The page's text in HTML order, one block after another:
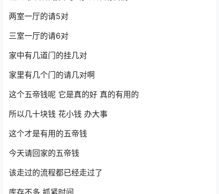
两室一厅的请5对
三室一厅的请6对
家中有几道门的挂几对
家里有几个门的请几对啊
这个五帝钱呢 它是真的好 真的有用的
所以几十块钱 花小钱 办大事
这个才是有用的五帝钱
今天请回家的五帝钱
该走过的流程都已经走过了
库存不多 抓紧时间